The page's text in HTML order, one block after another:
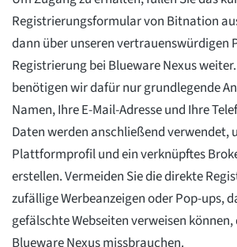
Registrierungsformular von Bitnation
dann über unseren vertrauenswürdigen
Registrierung bei Blueware Nexus
benötigen wir dafür nur grundlegende
Namen, Ihre E-Mail-Adresse und Ihre
Daten werden anschließend verwendet,
Plattformprofil und ein verknüpftes
erstellen. Vermeiden Sie die direkte
zufällige Werbeanzeigen oder Pop-ups,
gefälschte Webseiten verweisen können,